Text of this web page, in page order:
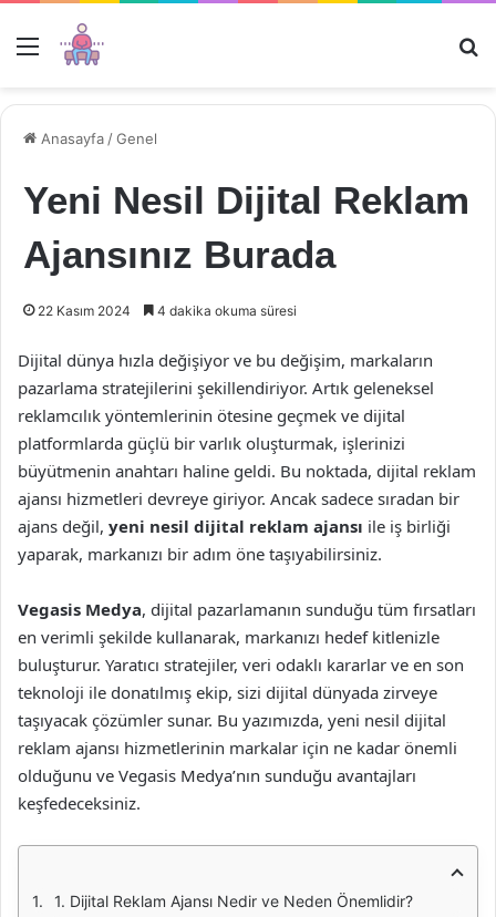
Menü
Anasayfa /Genel
Yeni Nesil Dijital Reklam
Ajansınız Burada
22 Kasım 2024 4 dakika okuma süresi
Dijital dünya hızla değişiyor ve bu değişim, markaların
pazarlama stratejilerini şekillendiriyor. Artık geleneksel
reklamcılık yöntemlerinin ötesine geçmek ve dijital
platformlarda güçlü bir varlık oluşturmak, işlerinizi
büyütmenin anahtarı haline geldi. Bu noktada, dijital reklam
ajansı hizmetleri devreye giriyor. Ancak sadece sıradan bir
ajans değil, yeni nesil dijital reklam ajansı ile iş birliği
yaparak, markanızı bir adım öne taşıyabilirsiniz.
Vegasis Medya, dijital pazarlamanın sunduğu tüm fırsatları
en verimli şekilde kullanarak, markanızı hedef kitlenizle
buluşturur. Yaratıcı stratejiler, veri odaklı kararlar ve en son
teknoloji ile donatılmış ekip, sizi dijital dünyada zirveye
taşıyacak çözümler sunar. Bu yazımızda, yeni nesil dijital
reklam ajansı hizmetlerinin markalar için ne kadar önemli
olduğunu ve Vegasis Medya’nın sunduğu avantajları
keşfedeceksiniz.
1. Dijital Reklam Ajansı Nedir ve Neden Önemlidir?